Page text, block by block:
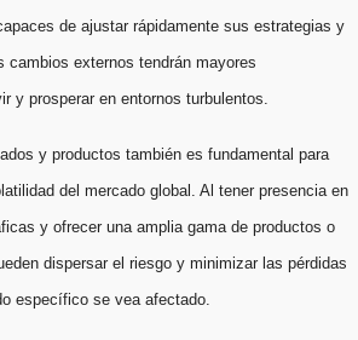
de ajustar rápidamente sus estrategias y
cambios externos tendrán mayores
y prosperar en entornos turbulentos.
y productos también es fundamental para
del mercado global. Al tener presencia en
y ofrecer una amplia gama de productos o
dispersar el riesgo y minimizar las pérdidas
específico se vea afectado.